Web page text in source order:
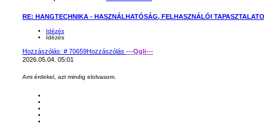
RE: HANGTECHNIKA - HASZNÁLHATÓSÁG, FELHASZNÁLÓI
Idézés
Idézés
Hozzászólás: # 70659Hozzászólás ---Qgli---
2026.05.04. 05:01
Ami érdekel, azt mindig elolvasom.